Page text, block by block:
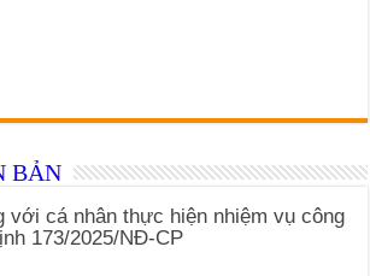
BẢN
với cá nhân thực hiện nhiệm vụ công
173/2025/NĐ-CP